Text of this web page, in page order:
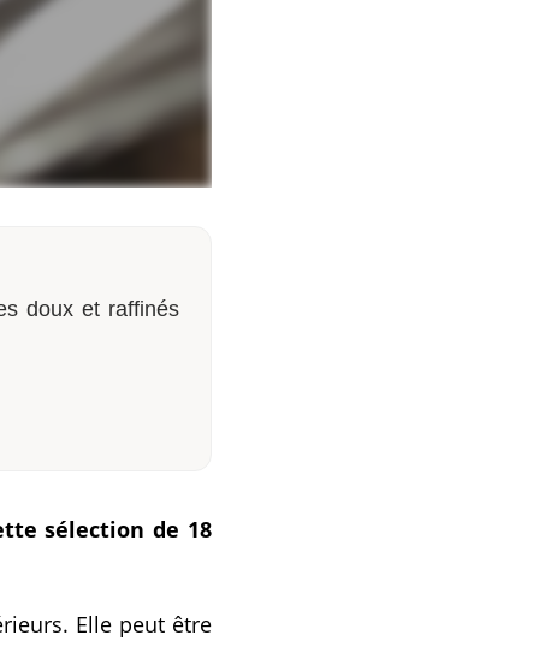
doux et raffinés
sélection de 18
Elle peut être